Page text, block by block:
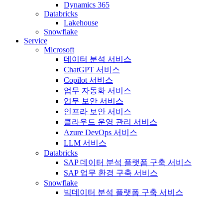
Dynamics 365
Databricks
Lakehouse
Snowflake
Service
Microsoft
데이터 분석 서비스
ChatGPT 서비스
Copilot 서비스
업무 자동화 서비스
업무 보안 서비스
인프라 보안 서비스
클라우드 운영 관리 서비스
Azure DevOps 서비스
LLM 서비스
Databricks
SAP 데이터 분석 플랫폼 구축 서비스
SAP 업무 환경 구축 서비스
Snowflake
빅데이터 분석 플랫폼 구축 서비스